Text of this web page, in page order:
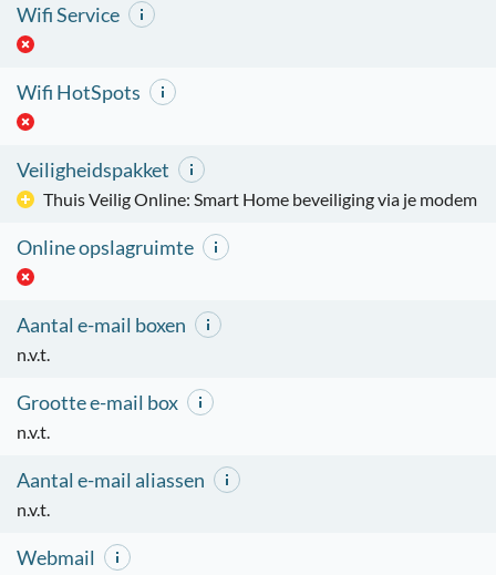
Wifi Service
Wifi HotSpots
Veiligheidspakket
Thuis Veilig Online: Smart Home beveiliging via je modem
Online opslagruimte
Aantal e-mail boxen
n.v.t.
Grootte e-mail box
n.v.t.
Aantal e-mail aliassen
n.v.t.
Webmail